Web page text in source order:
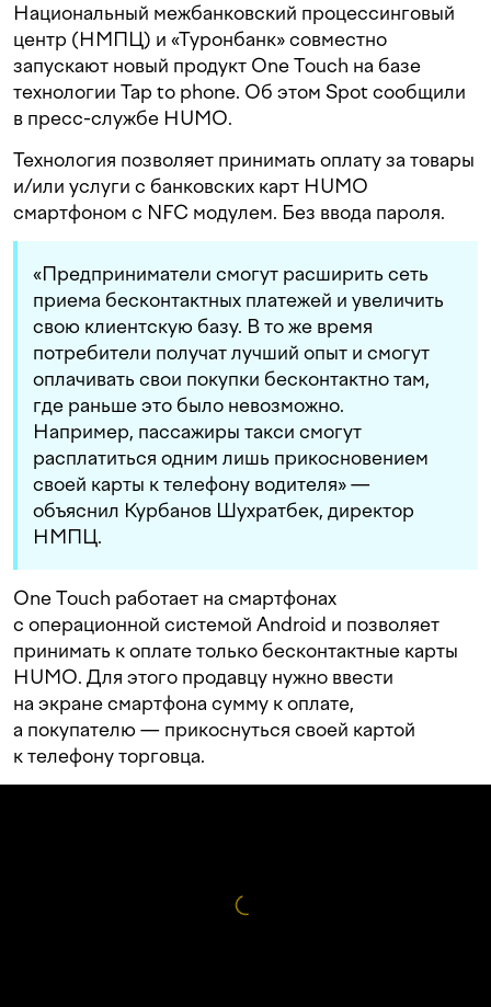
Национальный межбанковский процессинговый
центр (НМПЦ) и «Туронбанк» совместно
запускают новый продукт One Touch на базе
технологии Tap to phone. Об этом Spot сообщили
в пресс-службе HUMO.
Технология позволяет принимать оплату за товары
и/или услуги с банковских карт HUMO
смартфоном с NFC модулем. Без ввода пароля.
«Предприниматели смогут расширить сеть
приема бесконтактных платежей и увеличить
свою клиентскую базу. В то же время
потребители получат лучший опыт и смогут
оплачивать свои покупки бесконтактно там,
где раньше это было невозможно.
Например, пассажиры такси смогут
расплатиться одним лишь прикосновением
своей карты к телефону водителя» —
объяснил Курбанов Шухратбек, директор
НМПЦ.
One Touch работает на смартфонах
с операционной системой Android и позволяет
принимать к оплате только бесконтактные карты
HUMO. Для этого продавцу нужно ввести
на экране смартфона сумму к оплате,
а покупателю — прикоснуться своей картой
к телефону торговца.